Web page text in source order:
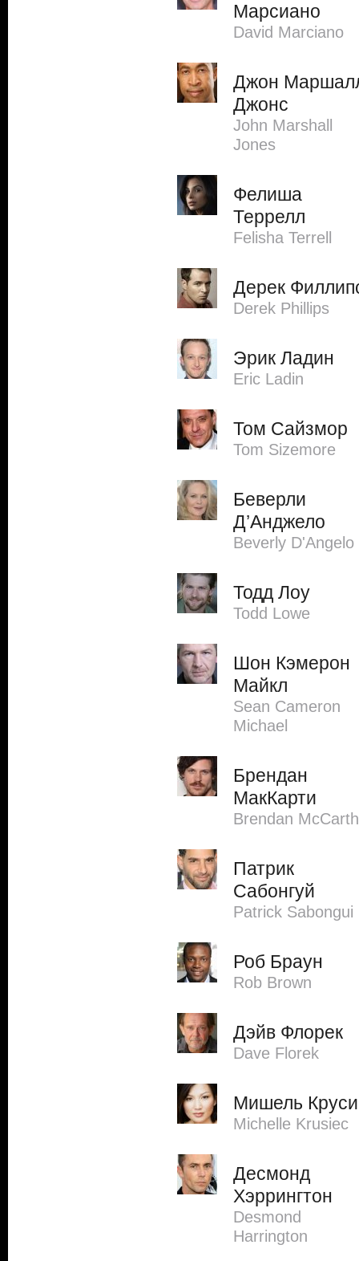
Марсиано
David Marciano
Джон
Джонс
John Marshall
Jones
Фелиша
Террелл
Felisha Terrell
Дерек
Derek Phillips
Эрик Ладин
Eric Ladin
Том Сайзмор
Tom Sizemore
Беверли
Д’Анджело
Beverly D'Angelo
Тодд Лоу
Todd Lowe
Шон Кэмерон
Майкл
Sean Cameron
Michael
Брендан
МакКарти
Brendan
Патрик
Сабонгуй
Patrick Sabongui
Роб Браун
Rob Brown
Дэйв Флорек
Dave Florek
Мишель
Michelle Krusiec
Десмонд
Хэррингтон
Desmond
Harrington